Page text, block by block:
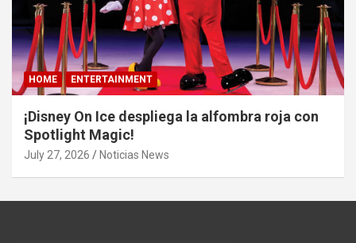
HOME ENTERTAINMENT
¡Disney On Ice despliega la alfombra roja con
Spotlight Magic!
July 27, 2026 Noticias News